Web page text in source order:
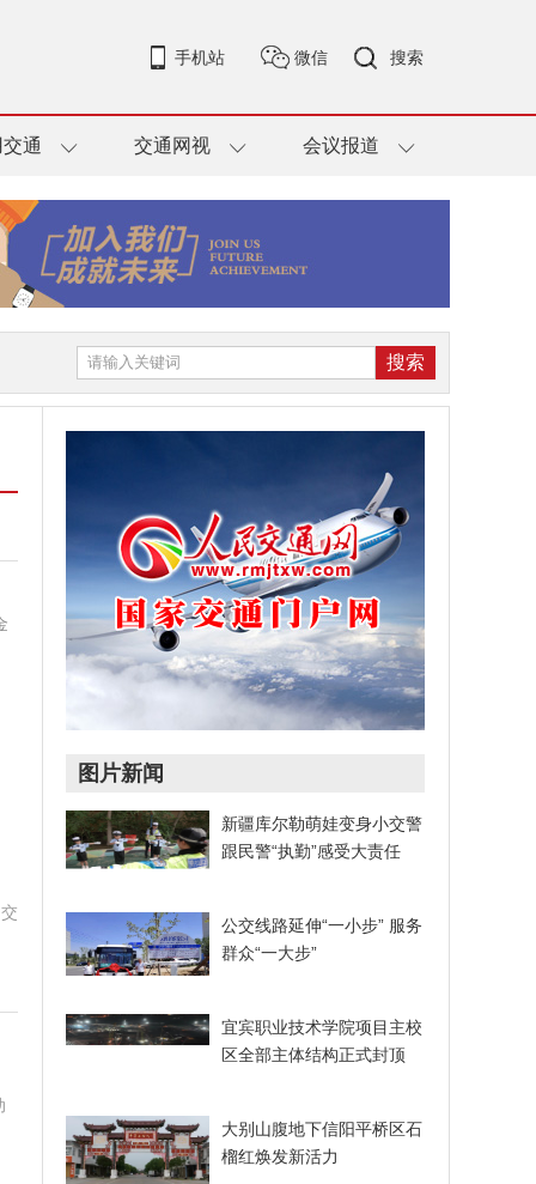
手机站 微信 搜索
通 交通网视 会议报道
图片新闻
新疆库尔勒萌娃变身小交警
跟民警“执勤”感受大责任
公交线路延伸“一小步” 服务
群众“一大步”
宜宾职业技术学院项目主校
区全部主体结构正式封顶
大别山腹地下信阳平桥区石
榴红焕发新活力